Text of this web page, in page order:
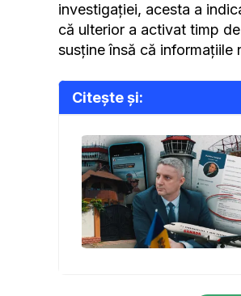
investigației, acesta a
că ulterior a activat timp
susține însă că informațiile
Citește și: